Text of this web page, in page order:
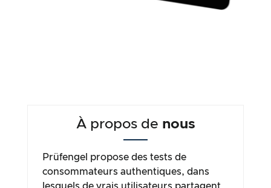
À propos de nous
Prüfengel propose des tests de
consommateurs authentiques, dans